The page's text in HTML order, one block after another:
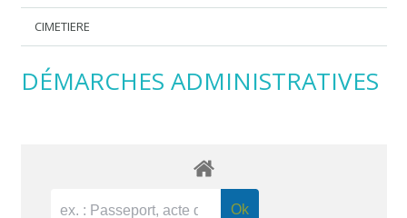
CIMETIERE
DÉMARCHES ADMINISTRATIVES